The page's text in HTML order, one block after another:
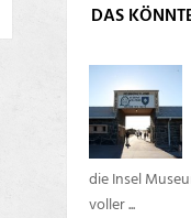
DAS
die Insel
voller ...